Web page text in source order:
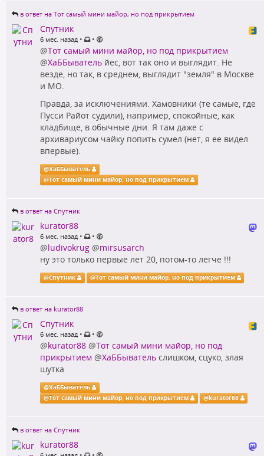
в ответ на Тот самый мини майор, но под прикрытием
Спутник
6 мес. назад • •
@Тот самый мини майор, но под прикрытием
@ХаББыватель йес, вот так оно и выглядит. Не
везде, но так, в среднем, выглядит "земля" в Москве
и МО.
Правда, за исключениями. Хамовники (те самые, где
Пусси Райот судили), например, спокойные, как
кладбище, в обычные дни. Я там даже с
архивариусом чайку попить сумел (нет, я ее видел
впервые).
@ХаББыватель
@Тот самый мини майор, но под прикрытием
в ответ на Спутник
kurator88
6 мес. назад • •
@ludivokrug @mirsusarch
ну это только первые лет 20, потом-то легче !!!
@Спутник @Тот самый мини майор, но под прикрытием
в ответ на kurator88
Спутник
6 мес. назад • •
@kurator88 @Тот самый мини майор, но под
прикрытием @ХаББыватель слишком, сцуко, злая
шутка
@ХаББыватель
@Тот самый мини майор, но под прикрытием @kurator88
в ответ на Спутник
kurator88